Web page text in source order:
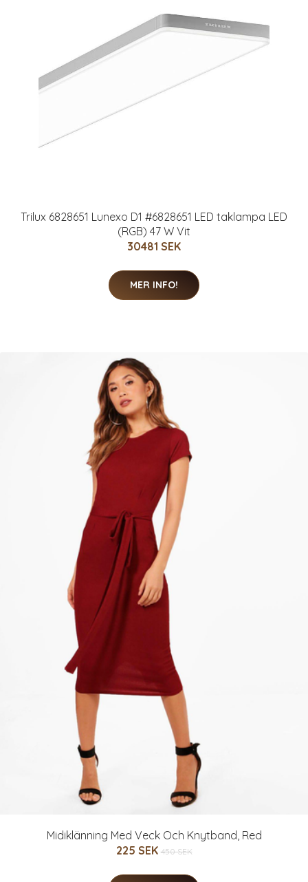
Trilux 6828651 Lunexo D1 #6828651 LED taklampa LED
(RGB) 47 W Vit
30481 SEK
MER INFO!
Midiklänning Med Veck Och Knytband, Red
225 SEK 450 SEK